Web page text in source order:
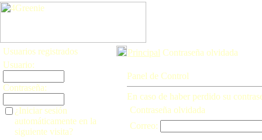
Usuarios registrados
Usuario:
Contraseña:
¿Iniciar sesión
automáticamente en la
siguiente visita?
Principal Contraseña olvidada
Panel de Control
En caso de haber perdido su
Contraseña olvidada
Correo: